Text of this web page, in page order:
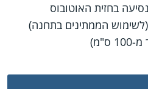
בחזית האוטובוס
(לשימוש הממתינים בתחנה)